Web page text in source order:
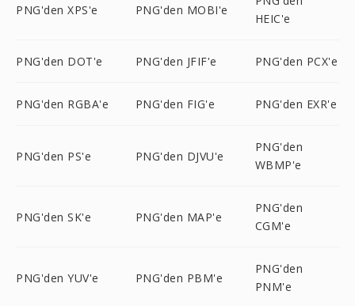
PNG'den XPS'e PNG'den MOBI'e
HEIC'e
PNG'den DOT'e PNG'den JFIF'e PNG'den PCX'e
PNG'den RGBA'e PNG'den FIG'e PNG'den EXR'e
PNG'den PS'e PNG'den DJVU'e
PNG'den
WBMP'e
PNG'den SK'e PNG'den MAP'e
PNG'den
CGM'e
PNG'den YUV'e PNG'den PBM'e
PNG'den
PNM'e